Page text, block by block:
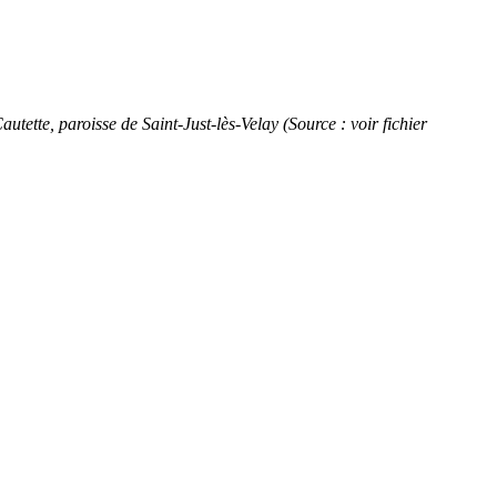
paroisse de Saint-Just-lès-Velay (Source : voir fichier